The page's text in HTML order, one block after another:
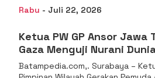
Wijaya, S.E., menyampaikan ucapan
Rabu - Juli 22, 2026
Ketua PW GP Ansor Jawa
Gaza Menguji Nurani
Harus Reformasi Total
Kehilangan Legitimasi
Batampedia.com,. Surabaya –